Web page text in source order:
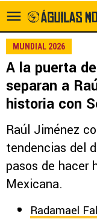
MUNDIAL 2026
A la puerta
separan a
historia con
Raúl Jiménez
tendencias del
pasos de hacer
Mexicana.
Radamael